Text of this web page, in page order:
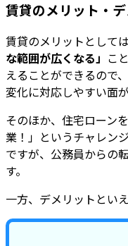
賃貸のメリット・
賃貸のメリットとしては
な範囲が広くなる」 こ
えることができるので
変化に対応しやすい面
そのほか、住宅ローン
業！」というチャレン
ですが、公務員からの
す。
一方、デメリットとい